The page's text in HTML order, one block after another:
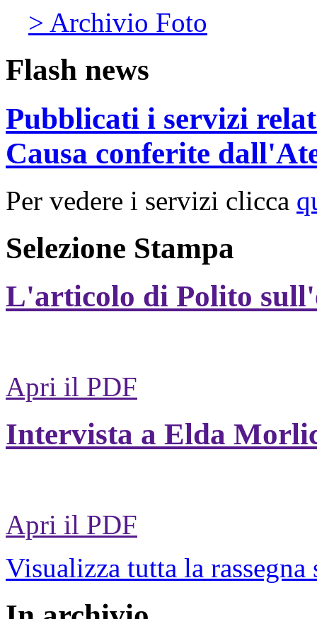
> Archivio Foto
Flash news
Pubblicati i servizi
Causa conferite
Per vedere i servizi clicca
Selezione Stampa
L'articolo di Polito
Apri il PDF
Intervista a Elda
Apri il PDF
Visualizza tutta la rassegna